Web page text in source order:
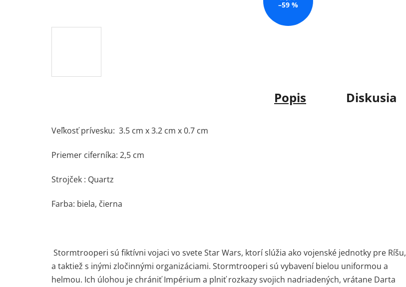
–59 %
Popis Diskusia
Veľkosť prívesku: 3.5 cm x 3.2 cm x 0.7 cm
Priemer ciferníka: 2,5 cm
Strojček : Quartz
Farba: biela, čierna
Stormtrooperi sú fiktívni vojaci vo svete Star Wars, ktorí slúžia ako vojenské jednotky pre Ríšu,
a taktiež s inými zločinnými organizáciami. Stormtrooperi sú vybavení bielou uniformou a
helmou. Ich úlohou je chrániť Impérium a plniť rozkazy svojich nadriadených, vrátane Darta